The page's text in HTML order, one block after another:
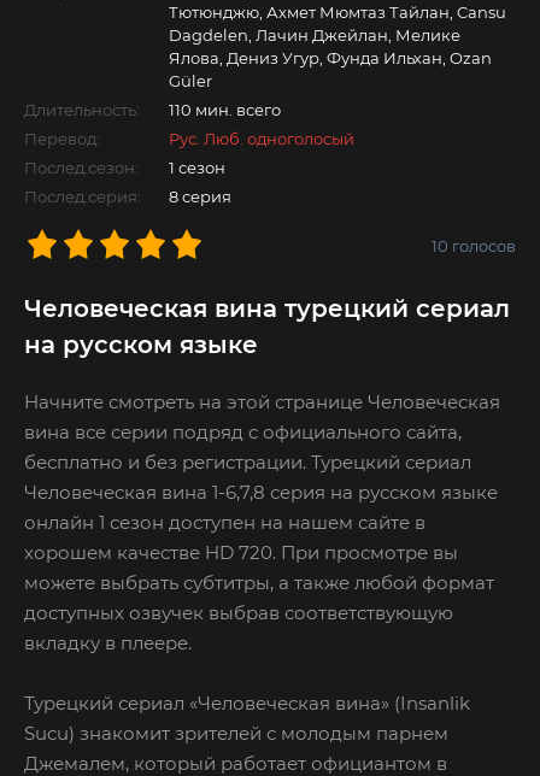
Тютюнджю, Ахмет Мюмтаз Тайлан, Cansu
Dagdelen, Лачин Джейлан, Мелике
Ялова, Дениз Угур, Фунда Ильхан, Ozan
Güler
Длительность:
110 мин. всего
Перевод:
Рус. Люб. одноголосый
Послед.сезон:
1 сезон
Послед.серия:
8 серия
10 голосов
Человеческая вина турецкий сериал
на русском языке
Начните смотреть на этой странице Человеческая
вина все серии подряд с официального сайта,
бесплатно и без регистрации. Турецкий сериал
Человеческая вина 1-6,7,8 серия на русском языке
онлайн 1 сезон доступен на нашем сайте в
хорошем качестве HD 720. При просмотре вы
можете выбрать субтитры, а также любой формат
доступных озвучек выбрав соответствующую
вкладку в плеере.
Турецкий сериал «Человеческая вина» (Insanlik
Sucu) знакомит зрителей с молодым парнем
Джемалем, который работает официантом в